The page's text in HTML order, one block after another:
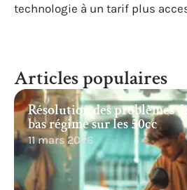
technologie à un tarif plus
Articles populaires
Résolution des problèmes
bas régime sur les 50cc
11 mars 2026